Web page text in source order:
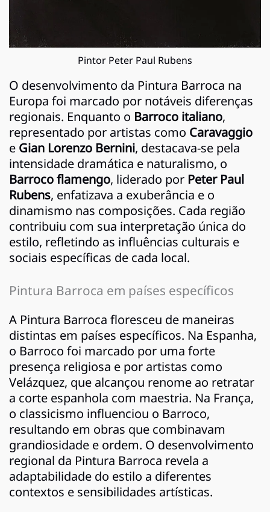
Pintor Peter Paul Rubens
O desenvolvimento da Pintura Barroca na
Europa foi marcado por notáveis diferenças
regionais. Enquanto o Barroco italiano,
representado por artistas como Caravaggio
e Gian Lorenzo Bernini, destacava-se pela
intensidade dramática e naturalismo, o
Barroco flamengo, liderado por Peter Paul
Rubens, enfatizava a exuberância e o
dinamismo nas composições. Cada região
contribuiu com sua interpretação única do
estilo, refletindo as influências culturais e
sociais específicas de cada local.
Pintura Barroca em países específicos
A Pintura Barroca floresceu de maneiras
distintas em países específicos. Na Espanha,
o Barroco foi marcado por uma forte
presença religiosa e por artistas como
Velázquez, que alcançou renome ao retratar
a corte espanhola com maestria. Na França,
o classicismo influenciou o Barroco,
resultando em obras que combinavam
grandiosidade e ordem. O desenvolvimento
regional da Pintura Barroca revela a
adaptabilidade do estilo a diferentes
contextos e sensibilidades artísticas.